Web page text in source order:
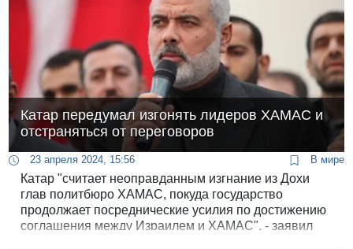
Катар передумал изгонять лидеров ХАМАС и
отстраняться от переговоров
23 апреля 2024, 15:56 В мире
Катар "считает неоправданным изгнание из Дохи
глав политбюро ХАМАС, покуда государство
продолжает посреднические усилия по достижению
соглашения между Израилем и ХАМАС", - заявил